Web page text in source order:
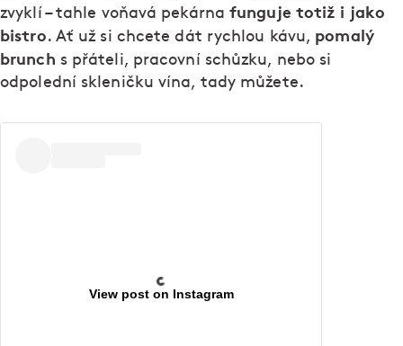
zvyklí – tahle voňavá pekárnafunguje totiž i jako
bistro. Ať už si chcete dát rychlou kávu, pomalý
brunch s přáteli, pracovní schůzku, nebo si
odpolední skleničku vína, tady můžete.
View post on Instagram